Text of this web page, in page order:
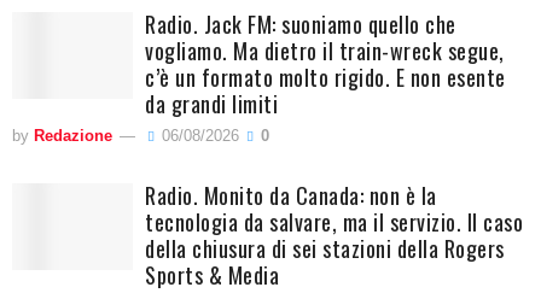
Radio. Jack FM: suoniamo quello che
vogliamo. Ma dietro il train-wreck segue,
c’è un formato molto rigido. E non esente
da grandi limiti
by Redazione 06/08/2026 0
Radio. Monito da Canada: non è la
tecnologia da salvare, ma il servizio. Il caso
della chiusura di sei stazioni della Rogers
Sports & Media